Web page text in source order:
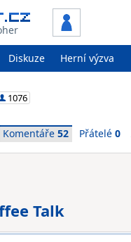
Diskuze Herní výzva
1076
Komentáře 52 Přátelé 0
Talk